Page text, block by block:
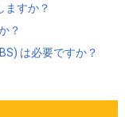
ますか？
？
は必要ですか？